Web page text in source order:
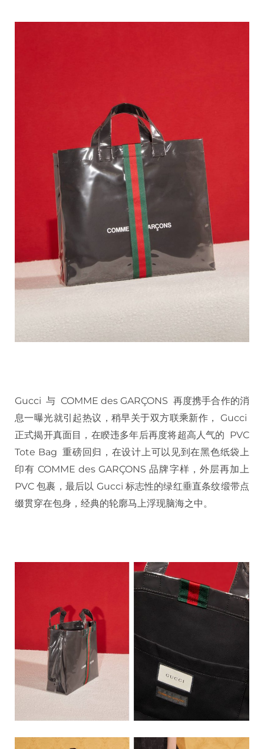
Gucci 与 COMME des GARÇONS 再度携手合作的消
息一曝光就引起热议，稍早关于双方联乘新作， Gucci
正式揭开真面目，在睽违多年后再度将超高人气的 PVC
Tote Bag 重磅回归，在设计上可以见到在黑色纸袋上
印有 COMME des GARÇONS 品牌字样，外层再加上
PVC 包裹，最后以 Gucci 标志性的绿红垂直条纹缎带点
缀贯穿在包身，经典的轮廓马上浮现脑海之中。